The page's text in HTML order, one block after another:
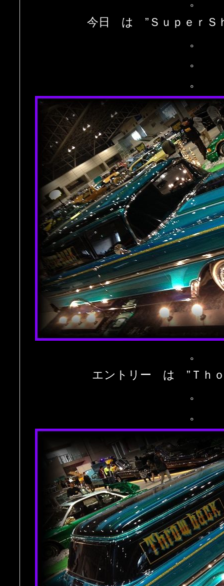
今日 は ”ＳｕｐｅｒＳ
。
。
。
。
エントリー は ”Ｔｈｏ
。
。